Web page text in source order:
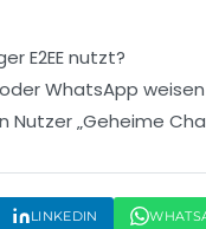
E2EE nutzt?
WhatsApp
Nutzer „Geheime
LINKEDIN